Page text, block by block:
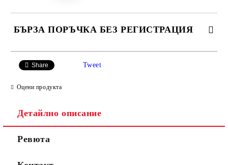
БЪРЗА ПОРЪЧКА БЕЗ РЕГИСТРАЦИЯ
до няколко дни за да
Share Tweet
Оцени продукта
Детайлно описание
Ревюта